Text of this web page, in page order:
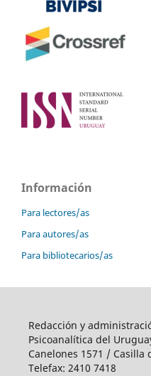
Información
Para lectores/as
Para autores/as
Para bibliotecarios/as
Redacción y
Psicoanalítica del
Canelones 1571 / Casilla
Telefax: 2410 7418